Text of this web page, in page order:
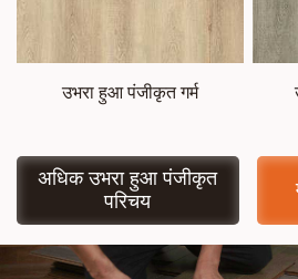
उभरा हुआ पंजीकृत गर्म
अधिक उभरा हुआ पंजीकृत
परिचय